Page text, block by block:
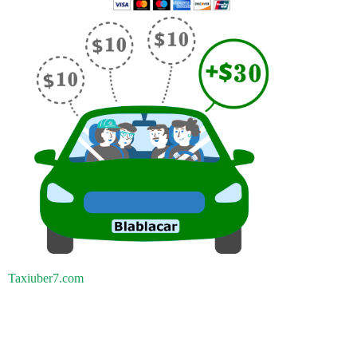
Taxiuber7.com